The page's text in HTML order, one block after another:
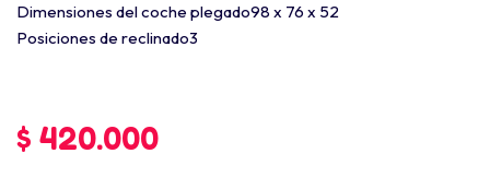
Dimensiones del coche plegado98 x 76 x 52
Posiciones de reclinado3
$ 420.000